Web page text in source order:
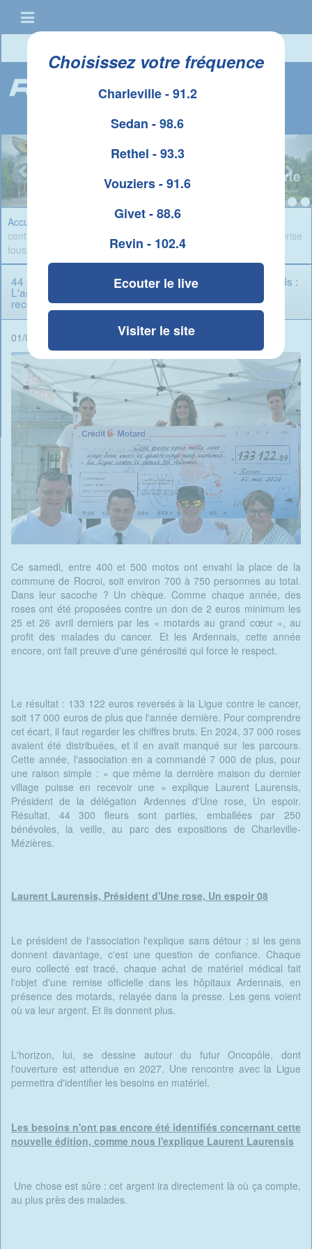
Choisissez votre fréquence
Charleville - 91.2
Sedan - 98.6
Rethel - 93.3
Vouziers - 91.6
Givet - 88.6
Revin - 102.4
Ecouter le live
Visiter le site
Accueil Infos Ardennes» 44 300 roses, 133 122 euros et des
centaines de motards : L'association Une Rose en Espoir pulvérise
tous les records dans les Ardennes
44 300 roses, 133 122 euros et des centaines de motards :
L'association Une Rose en Espoir pulvérise tous les
records dans les Ardennes
01/06/2026 - 08:31 - Rédigé par Candide Blomme
Ce samedi, entre 400 et 500 motos ont envahi la place de la
commune de Rocroi, soit environ 700 à 750 personnes au total.
Dans leur sacoche ? Un chèque. Comme chaque année, des
roses ont été proposées contre un don de 2 euros minimum les
25 et 26 avril derniers par les « motards au grand cœur », au
profit des malades du cancer. Et les Ardennais, cette année
encore, ont fait preuve d'une générosité qui force le respect.
Le résultat : 133 122 euros reversés à la Ligue contre le cancer,
soit 17 000 euros de plus que l'année dernière. Pour comprendre
cet écart, il faut regarder les chiffres bruts. En 2024, 37 000 roses
avaient été distribuées, et il en avait manqué sur les parcours.
Cette année, l'association en a commandé 7 000 de plus, pour
une raison simple : « que même la dernière maison du dernier
village puisse en recevoir une » explique Laurent Laurensis,
Président de la délégation Ardennes d'Une rose, Un espoir.
Résultat, 44 300 fleurs sont parties, emballées par 250
bénévoles, la veille, au parc des expositions de Charleville-
Mézières.
Laurent Laurensis, Président d'Une rose, Un espoir 08
Le président de l'association l'explique sans détour : si les gens
donnent davantage, c'est une question de confiance. Chaque
euro collecté est tracé, chaque achat de matériel médical fait
l'objet d'une remise officielle dans les hôpitaux Ardennais, en
présence des motards, relayée dans la presse. Les gens voient
où va leur argent. Et ils donnent plus.
L'horizon, lui, se dessine autour du futur Oncopôle, dont
l'ouverture est attendue en 2027. Une rencontre avec la Ligue
permettra d'identifier les besoins en matériel.
Les besoins n'ont pas encore été identifiés concernant cette
nouvelle édition, comme nous l'explique Laurent Laurensis
Une chose est sûre : cet argent ira directement là où ça compte,
au plus près des malades.